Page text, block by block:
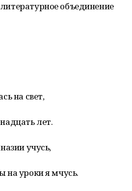
объединение
на свет,
лет.
учусь,
на уроки я мчусь.